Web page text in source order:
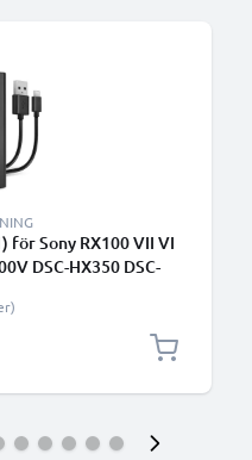
för Sony RX100 VII VI
DSC-HX350 DSC-